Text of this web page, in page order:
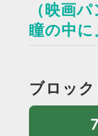
（映画
瞳の中に
ブロッ